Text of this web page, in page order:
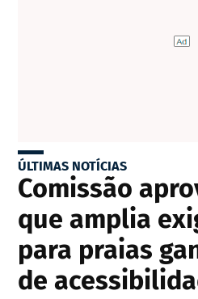
ÚLTIMAS NOTÍCIAS
Comissão
que amplia
para praias
de